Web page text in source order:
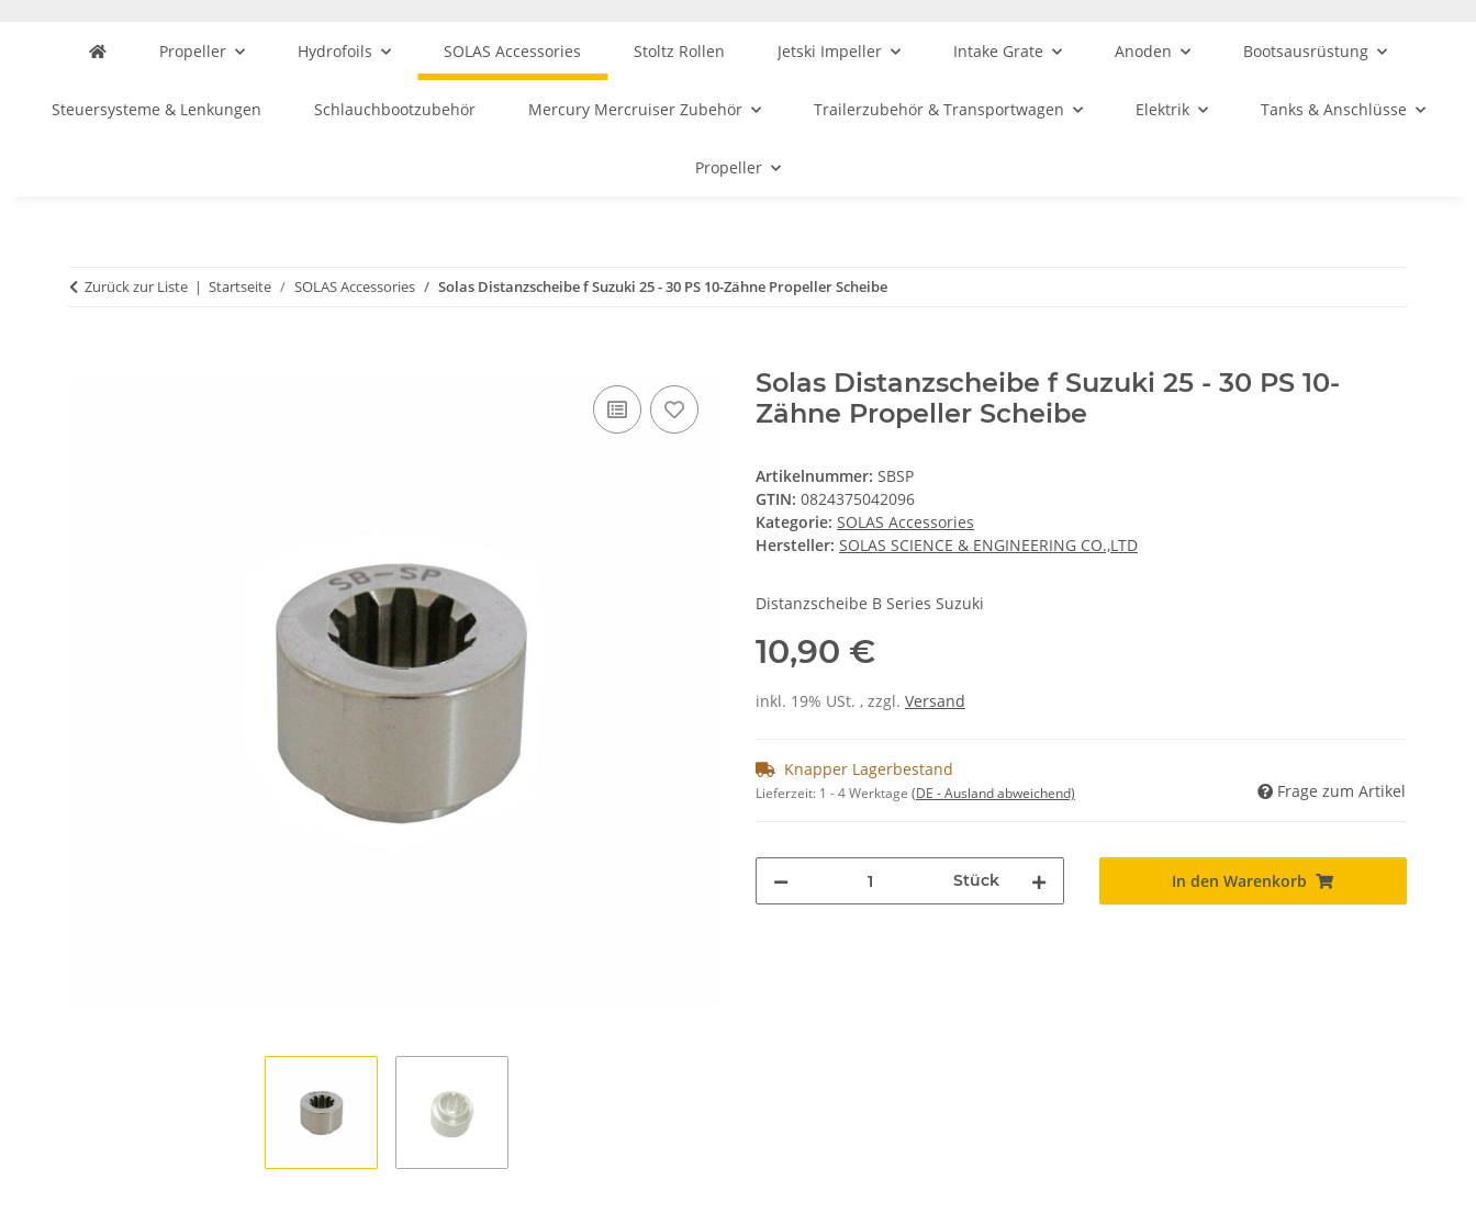
Propeller Hydrofoils SOLAS Accessories Stoltz Rollen Jetski Impeller Intake Grate Anoden Bootsausrüstung
Steuersysteme & Lenkungen Schlauchbootzubehör Mercury Mercruiser Zubehör Trailerzubehör & Transportwagen Elektrik Tanks & Anschlüsse
Propeller
Zurück zur Liste Startseite SOLAS Accessories Solas Distanzscheibe f Suzuki 25 - 30 PS 10-Zähne Propeller Scheibe
Solas Distanzscheibe f Suzuki 25 - 30 PS 10-
Zähne Propeller Scheibe
Artikelnummer: SBSP
GTIN: 0824375042096
Kategorie: SOLAS Accessories
Hersteller: SOLAS SCIENCE & ENGINEERING CO.,LTD
Distanzscheibe B Series Suzuki
10,90 €
inkl. 19% USt. , zzgl. Versand
Knapper Lagerbestand
Lieferzeit: 1 - 4 Werktage (DE - Ausland abweichend) Frage zum Artikel
Stück In den Warenkorb